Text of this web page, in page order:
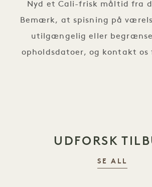
Nyd et Cali-frisk måltid fra
Bemærk, at spisning på
utilgængelig eller
opholdsdatoer, og kontakt os
UDFORSK
SE ALL